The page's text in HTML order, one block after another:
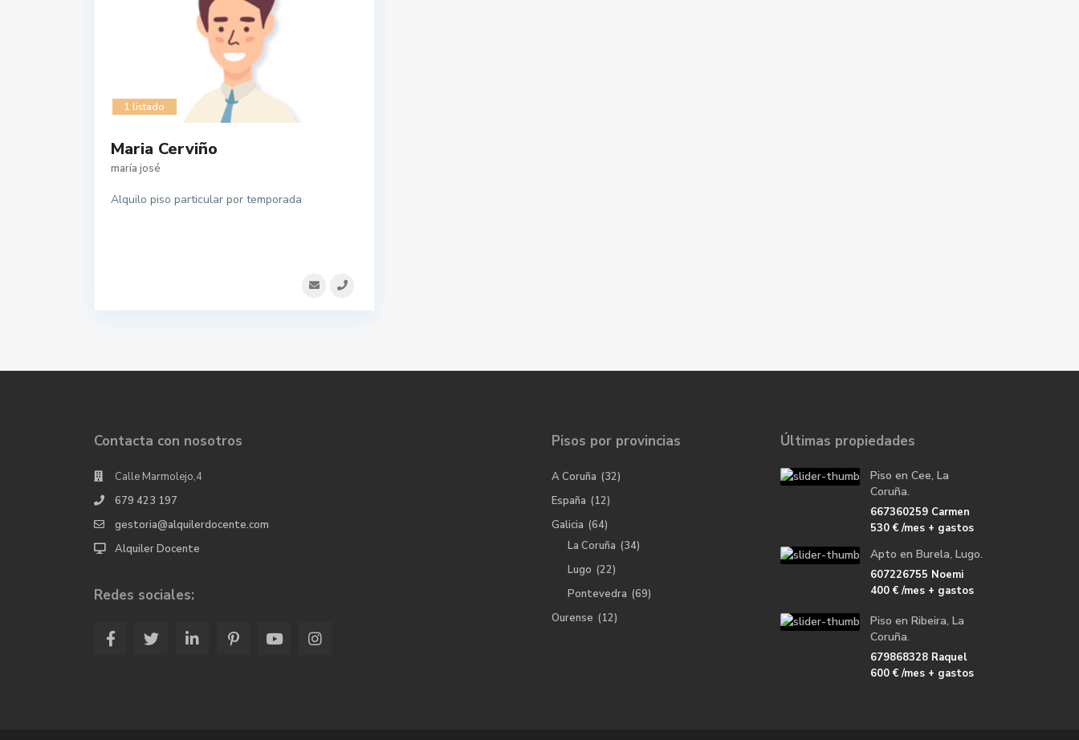
1 listado
Maria Cerviño
maría josé
Alquilo piso particular por temporada
Contacta con nosotros
Calle Marmolejo,4
679 423 197
gestoria@alquilerdocente.com
Alquiler Docente
Redes sociales:
Pisos por provincias
A Coruña (32)
España (12)
Galicia (64)
La Coruña (34)
Lugo (22)
Pontevedra (69)
Ourense (12)
Últimas propiedades
Piso en Cee, La
Coruña.
667360259 Carmen
530 €/mes + gastos
Apto en Burela, Lugo.
607226755 Noemi
400 €/mes + gastos
Piso en Ribeira, La
Coruña.
679868328 Raquel
600 €/mes + gastos